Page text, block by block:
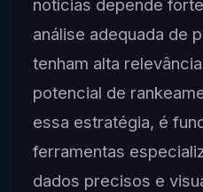
notícias depende
análise adequada de
tenham alta
potencial de
essa estratégia, é
ferramentas
dados precisos e